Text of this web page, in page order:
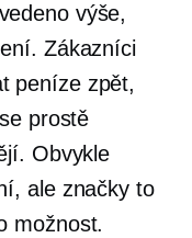
výše,
Zákazníci
peníze zpět,
prostě
Obvykle
ale značky to
možnost.